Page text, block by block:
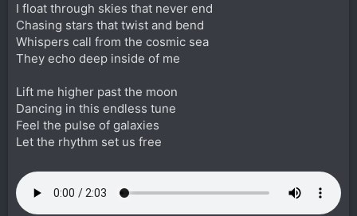
I float through skies that never end
Chasing stars that twist and bend
Whispers call from the cosmic sea
They echo deep inside of me
Lift me higher past the moon
Dancing in this endless tune
Feel the pulse of galaxies
Let the rhythm set us free